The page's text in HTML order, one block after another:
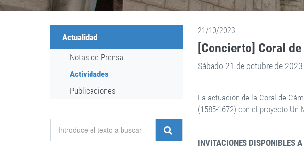
Actualidad
Notas de Prensa
Actividades
Publicaciones
21/10/2023
[Concierto] Coral
Sábado 21 de octubre de
La actuación de la Coral de
(1585-1672) con el proyecto Un
INVITACIONES DISPONIBLES